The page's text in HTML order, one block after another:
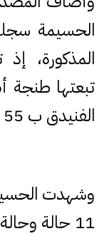
الفنيدق ب 55 حالة، و37 حالة بشفشاون.
11 حالة وحالة واحدة بالفحص أنجرة.